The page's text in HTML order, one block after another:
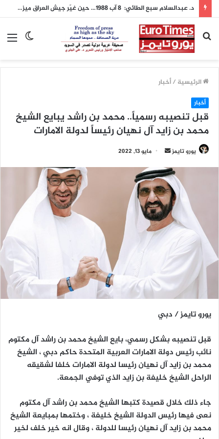
د. عبدالسلام سبع الطائي: 8 آب 1988… حين غيّر جيش العراق ميزان الشرق الأوسط
الوضع
بحث
عن
الرئيسية /أخبار
أخبار
قبل تنصيبه رسمياً.. محمد بن راشد يبايع الشيخ
محمد بن زايد آل نهيان رئيساً لدولة الامارات
يورو تايمز
أرسل
إلكترونيا
مايو 13, 2022
يورو تايمز / دبي
قبل تنصيبه بشكل رسمي، بايع الشيخ محمد بن راشد آل مكتوم
نائب رئيس دولة الامارات العربية المتحدة حاكم دبي ، الشيخ
محمد بن زايد آل نهيان رئيسا لدولة الامارات خلفا لشقيقه
الراحل الشيخ خليفة بن زايد الذي توفي الجمعة.
جاء ذلك خلال قصيدة كتبها الشيخ محمد بن راشد آل مكتوم
نعى فيها رئيس الدولة الشيخ خليفة ، وختمها بمبايعة الشيخ
محمد بن زايد آل نهيان رئيسا للدولة ، وقال انه خير خلف لخير